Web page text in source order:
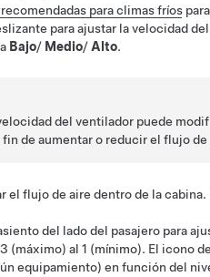
para climas fríos
para ajustar la velocidad
Bajo/ Medio/ Alto.
del ventilador puede
de aumentar o reducir el flujo de
el flujo de aire dentro de la
del lado del pasajero para
(máximo) al 1 (mínimo). El icono
equipamiento) en función del